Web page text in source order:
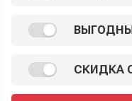
СКИДКА